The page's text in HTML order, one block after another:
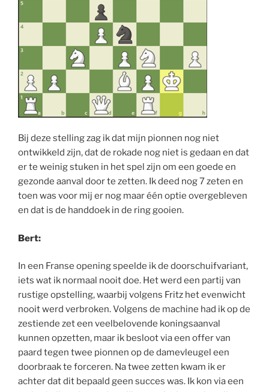
Bij deze stelling zag ik dat mijn pionnen nog niet
ontwikkeld zijn, dat de rokade nog niet is gedaan en dat
er te weinig stuken in het spel zijn om een goede en
gezonde aanval door te zetten. Ik deed nog 7 zeten en
toen was voor mij er nog maar één optie overgebleven
en dat is de handdoek in de ring gooien.
Bert:
In een Franse opening speelde ik de doorschuifvariant,
iets wat ik normaal nooit doe. Het werd een partij van
rustige opstelling, waarbij volgens Fritz het evenwicht
nooit werd verbroken. Volgens de machine had ik op de
zestiende zet een veelbelovende koningsaanval
kunnen opzetten, maar ik besloot via een offer van
paard tegen twee pionnen op de damevleugel een
doorbraak te forceren. Na twee zetten kwam ik er
achter dat dit bepaald geen succes was. Ik kon via een